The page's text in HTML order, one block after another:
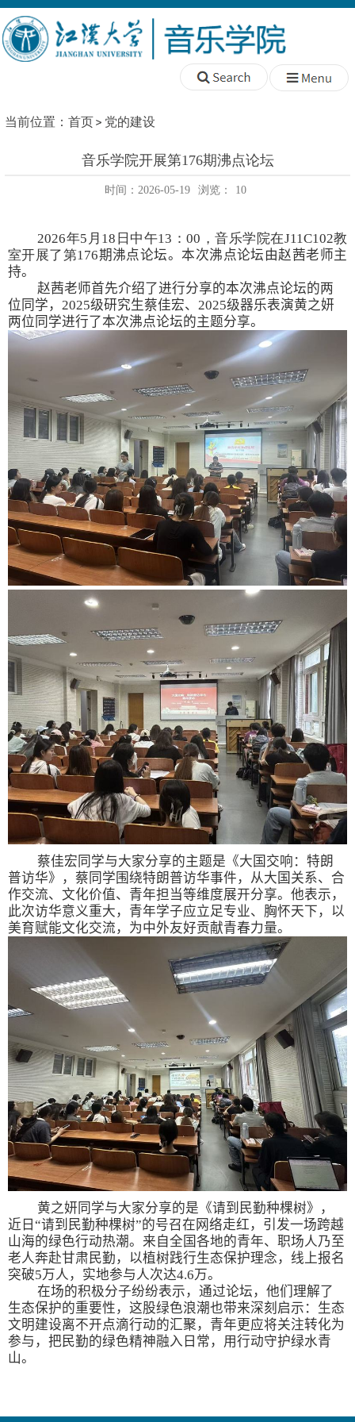
当前位置： 首页 党的建设
音乐学院开展第176期沸点论坛
时间：2026-05-19 浏览： 10
2026年5 月 18 日中午13 ：00 ，音乐学院在J11C102教
室开展了第176期沸点论坛。本次沸点论坛由赵茜老师主
持。
赵茜老师首先介绍了进行分享的本次沸点论坛的两
位 同学， 2025级研究生蔡佳宏、 2025级器乐表演黄之妍
两位同学进行了本次沸点论坛的主题分享。
蔡佳宏 同学与大家分享的主题是《大国交响：特朗
普访华》，蔡同学围绕特朗普访华事件，从大国关系、合
作交流、文化价值、青年担当等维度展开分享。他表示，
此次访华意义重大，青年学子应立足专业、胸怀天下，以
美育赋能文化交流，为中外友好贡献青春力量。
黄之妍同学与大家分享的是《请到民勤种棵树》，
近日“请到民勤种棵树”的号召在网络走红，引发一场跨越
山海的绿色行动热潮。来自全国各地的青年、职场人乃至
老人奔赴甘肃民勤，以植树践行生态保护理念，线上报名
突破5万人，实地参与人次达4.6万。
在场的积极分子纷纷表示，通过论坛，他们理解了
生态保护的重要性，这股绿色浪潮也带来深刻启示：生态
文明建设离不开点滴行动的汇聚，青年更应将关注转化为
参与，把民勤的绿色精神融入日常，用行动守护绿水青
山。